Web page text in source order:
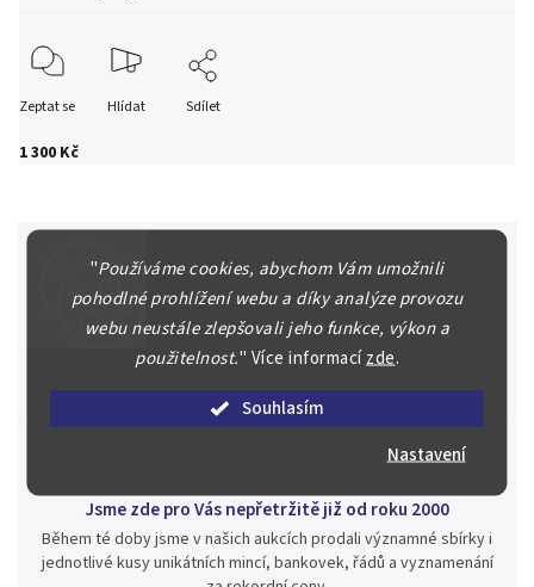
"Používáme cookies, abychom Vám umožnili
pohodlné prohlížení webu a díky analýze provozu
webu neustále zlepšovali jeho funkce, výkon a
použitelnost." Více informacízde.
Souhlasím
Nastavení
1 300 Kč
Zeptat se Hlídat Sdílet
Špičkové služby za nejlepší ceny
Náš kolektiv specialistů a znalců se Vám bude plně věnovat.
Posoudíme kvalitu a pravost Vašeho materiálu, prodáme v naší
aukci nebo Vám poradíme kam investovat.
Jsme zde pro Vás nepřetržitě již od roku 2000
Během té doby jsme v našich aukcích prodali významné sbírky i
jednotlivé kusy unikátních mincí, bankovek, řádů a vyznamenání